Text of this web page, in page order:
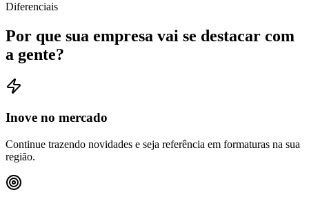
Diferenciais
Por que sua empresa vai se destacar com
a gente?
Inove no mercado
Continue trazendo novidades e seja referência em formaturas na sua
região.